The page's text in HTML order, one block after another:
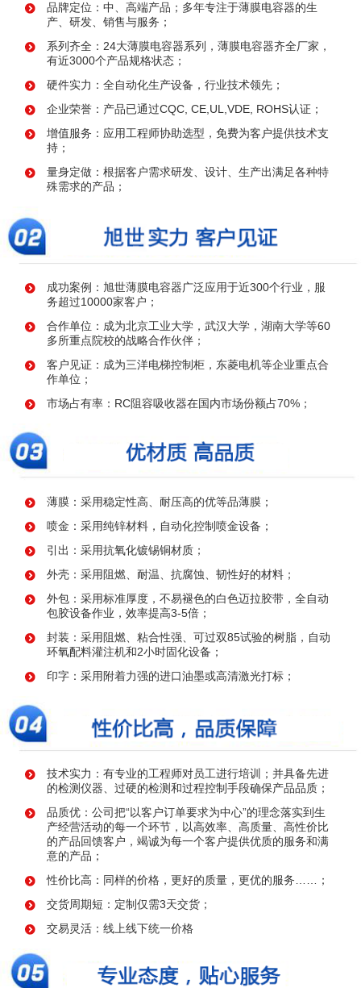
品牌定位：中、高端产品；多年专注于薄膜电容器的生
产、研发、销售与服务；
系列齐全：24大薄膜电容器系列，薄膜电容器齐全厂家，
有近3000个产品规格状态；
硬件实力：全自动化生产设备，行业技术领先；
企业荣誉：产品已通过CQC, CE,UL,VDE, ROHS认证；
增值服务：应用工程师协助选型，免费为客户提供技术支
持；
量身定做：根据客户需求研发、设计、生产出满足各种特
殊需求的产品；
成功案例：旭世薄膜电容器广泛应用于近300个行业，服
务超过10000家客户；
合作单位：成为北京工业大学，武汉大学，湖南大学等60
多所重点院校的战略合作伙伴；
客户见证：成为三洋电梯控制柜，东菱电机等企业重点合
作单位；
市场占有率：RC阻容吸收器在国内市场份额占70%；
薄膜：采用稳定性高、耐压高的优等品薄膜；
喷金：采用纯锌材料，自动化控制喷金设备；
引出：采用抗氧化镀锡铜材质；
外壳：采用阻燃、耐温、抗腐蚀、韧性好的材料；
外包：采用标准厚度，不易褪色的白色迈拉胶带，全自动
包胶设备作业，效率提高3-5倍；
封装：采用阻燃、粘合性强、可过双85试验的树脂，自动
环氧配料灌注机和2小时固化设备；
印字：采用附着力强的进口油墨或高清激光打标；
技术实力：有专业的工程师对员工进行培训；并具备先进
的检测仪器、过硬的检测和过程控制手段确保产品品质；
品质优：公司把“以客户订单要求为中心”的理念落实到生
产经营活动的每一个环节，以高效率、高质量、高性价比
的产品回馈客户，竭诚为每一个客户提供优质的服务和满
意的产品；
性价比高：同样的价格，更好的质量，更优的服务……；
交货周期短：定制仅需3天交货；
交易灵活：线上线下统一价格